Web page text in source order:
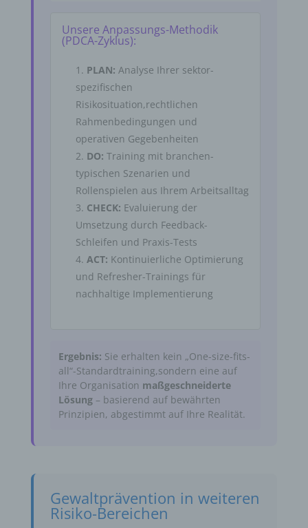
Unsere Anpassungs-Methodik
(PDCA-Zyklus):
PLAN: Analyse Ihrer sektor-
spezifischen
Risikosituation,rechtlichen
Rahmenbedingungen und
operativen Gegebenheiten
DO: Training mit branchen-
typischen Szenarien und
Rollenspielen aus Ihrem Arbeitsalltag
CHECK: Evaluierung der
Umsetzung durch Feedback-
Schleifen und Praxis-Tests
ACT: Kontinuierliche Optimierung
und Refresher-Trainings für
nachhaltige Implementierung
Ergebnis: Sie erhalten kein „One-size-fits-
all“-Standardtraining,sondern eine auf
Ihre Organisation maßgeschneiderte
Lösung– basierend auf bewährten
Prinzipien, abgestimmt auf Ihre Realität.
Gewaltprävention in weiteren
Risiko-Bereichen